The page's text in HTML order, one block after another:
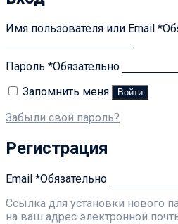
Имя пользователя или Email *
Пароль *Обязательно
Запомнить меня
Войти
Забыли свой пароль?
Регистрация
Email *Обязательно
Ссылка для установки нового
на ваш адрес электронной